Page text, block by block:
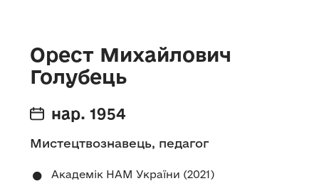
Орест Михайлович
Голубець
нар. 1954
Мистецтвознавець, педагог
Академік НАМ України (2021)